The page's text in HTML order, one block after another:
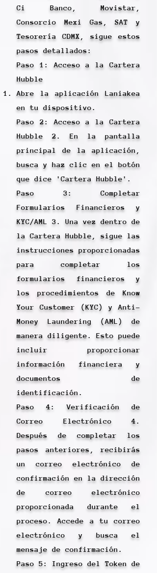
Ci Banco, Movistar,
Consorcio Mexi Gas, SAT y
Tesorería CDMX, sigue estos
pasos detallados:
Paso 1: Acceso a la Cartera
Hubble
Abre la aplicación Laniakea
en tu dispositivo.
Paso 2: Acceso a la Cartera
Hubble 2. En la pantalla
principal de la aplicación,
busca y haz clic en el botón
que dice 'Cartera Hubble'.
Paso 3: Completar
Formularios Financieros y
KYC/AML 3. Una vez dentro de
la Cartera Hubble, sigue las
instrucciones proporcionadas
para completar los
formularios financieros y
los procedimientos de Know
Your Customer (KYC) y Anti-
Money Laundering (AML) de
manera diligente. Esto puede
incluir proporcionar
información financiera y
documentos de
identificación.
Paso 4: Verificación de
Correo Electrónico 4.
Después de completar los
pasos anteriores, recibirás
un correo electrónico de
confirmación en la dirección
de correo electrónico
proporcionada durante el
proceso. Accede a tu correo
electrónico y busca el
mensaje de confirmación.
Paso 5: Ingreso del Token de